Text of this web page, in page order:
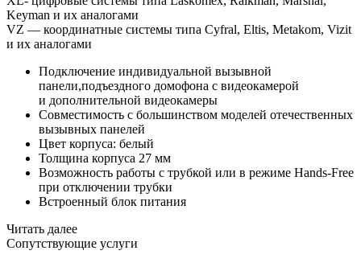
Keyman и их аналогами
VZ — координатные системы типа Cyfral, Eltis, Metakom, Vizit
и их аналогами
Подключение индивидуальной вызывной
панели,подъездного домофона с видеокамерой
и дополнительной видеокамеры
Совместимость с большинством моделей отечественных
вызывных панелей
Цвет корпуса: белый
Толщина корпуса 27 мм
Возможность работы с трубкой или в режиме Hands-Free
при отключении трубки
Встроенный блок питания
Читать далее
Сопутствующие услуги